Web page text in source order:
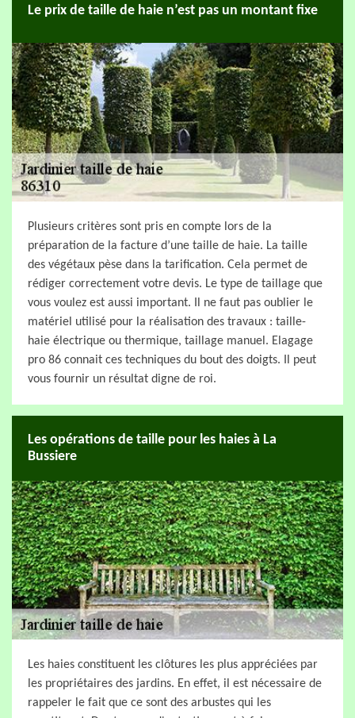
Le prix de taille de haie n’est pas un montant fixe
Plusieurs critères sont pris en compte lors de la
préparation de la facture d’une taille de haie. La taille
des végétaux pèse dans la tarification. Cela permet de
rédiger correctement votre devis. Le type de taillage que
vous voulez est aussi important. Il ne faut pas oublier le
matériel utilisé pour la réalisation des travaux : taille-
haie électrique ou thermique, taillage manuel. Elagage
pro 86 connait ces techniques du bout des doigts. Il peut
vous fournir un résultat digne de roi.
Les opérations de taille pour les haies à La
Bussiere
Les haies constituent les clôtures les plus appréciées par
les propriétaires des jardins. En effet, il est nécessaire de
rappeler le fait que ce sont des arbustes qui les